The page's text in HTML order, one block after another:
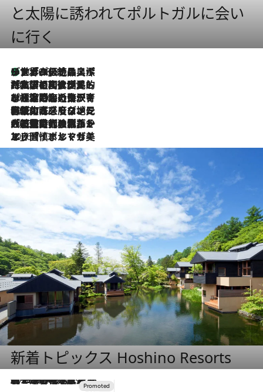
と太陽に誘われてポルトガルに会い
に行く
2026.8.8
リスボンの絶品スイーツ「パステル・デ・ナタ」とは？ポルトガル伝統の奥深い世界へ
2026.7.27
「私の祖国はポルトガル語です」国民的詩人フェルナンド・ペソアと、彼が愛した文学の街を歩く
2026.7.26
ポルトガル近海が育む極上の海の幸。キリリと冷えた白ワインと愉しむ、シーフード専門店の贅沢
2026.7.22
伝統の味をモダンに昇華。高感度な地元客が集う、リスボンの最旬ガストロノミー
2026.7.21
大航海時代の栄華から、震災、独裁、そして革命へ。ポルトガル・首都リスボンの石畳に刻まれた「歴史の光と影」
2026.7.13
エッセイ・ヤマザキマリ「慎ましくも美しき国 ポルトガル」
新着トピックス Hoshino Resorts
2026.8.7
【トンボの足水浴】ヒノキの香りに包まれて涼感マックス！約13℃の湧水かけ流しを避暑地「星野温泉 トンボの湯」で体験